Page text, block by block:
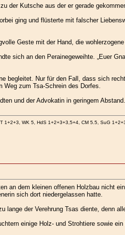
der Kutsche aus der er gerade
ging und flüsterte mit falscher
Geste mit der Hand, die
sich an den Perainegeweihte. „Euer
begleitet. Nur für den Fall, dass sich
Weg zum Tsa-Schrein des Dorfes.
und der Advokatin in geringem Abstand.
WK 5, HdS 1+2+3+3,5+4, CM 5.5, SuG
an dem kleinen offenen Holzbau nicht
sich dort niedergelassen hatte.
der Verehrung Tsas diente, denn
einige Holz- und Strohtiere sowie